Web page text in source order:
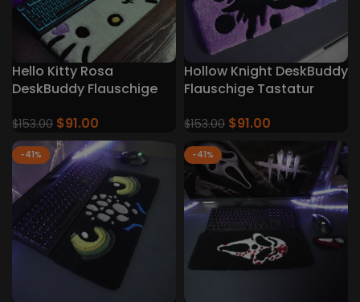
Hello Kitty Rosa
DeskBuddy Flauschige
$153.00 $91.00
Hollow Knight DeskBuddy
Flauschige Tastatur
$153.00 $91.00
-41% -41%